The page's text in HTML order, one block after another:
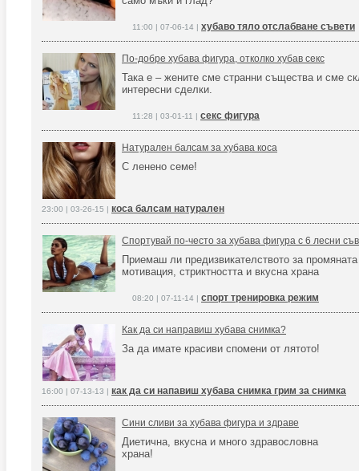
11:00 | 07-06-14 | хубаво тяло отслабване съвети
По-добре хубава фигура, отколко хубав секс
Така е – жените сме странни същества и сме
интересни сделки.
11:28 | 03-01-11 | секс фигура
Натурален балсам за хубава коса
С ленено семе!
23:00 | 03-26-15 | коса балсам натурален
Спортувай по-често за хубава фигура с 6 лесни
Приемаш ли предизвикателството за
мотивация, стриктността и вкусна храна
08:20 | 07-11-14 | спорт тренировка режим
Как да си направиш хубава снимка?
За да имате красиви спомени от лятото!
16:00 | 07-13-13 | как да си напавиш хубава снимка грим за снимка
Сини сливи за хубава фигура и здраве
Диетична, вкусна и много здравословна
храна!